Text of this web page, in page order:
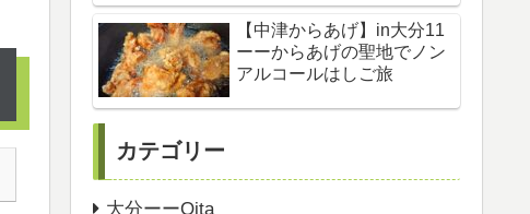
【中津からあげ】in大分11
ーーからあげの聖地でノン
アルコールはしご旅
カテゴリー
大分ーーOita